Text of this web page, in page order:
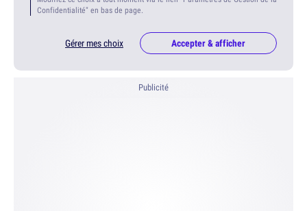
Confidentialité" en bas de page.
Gérer mes choix Accepter & afficher
Publicité